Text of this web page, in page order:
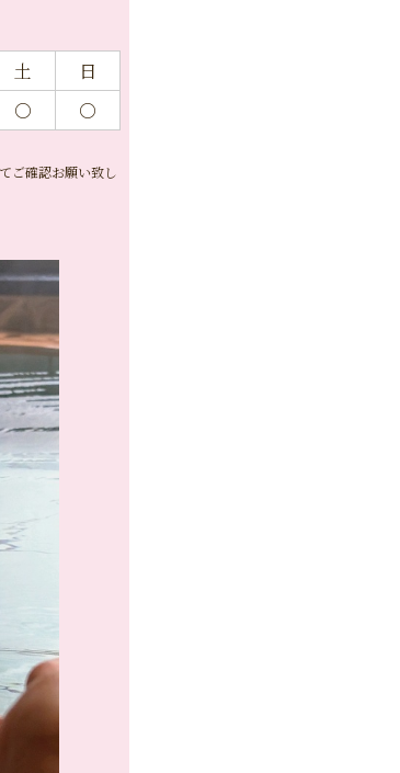
土
日
○ ○
ご確認お願い致し